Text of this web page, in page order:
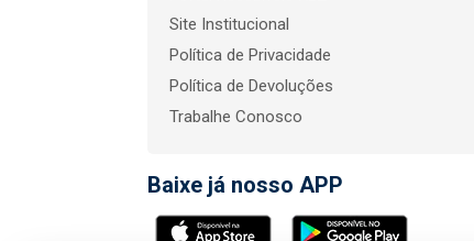
Site Institucional
Política de Privacidade
Política de Devoluções
Trabalhe Conosco
Baixe já nosso APP